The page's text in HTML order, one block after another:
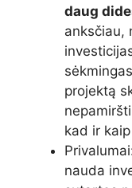
daug
anksčiau,
projektą
kad ir
nauda